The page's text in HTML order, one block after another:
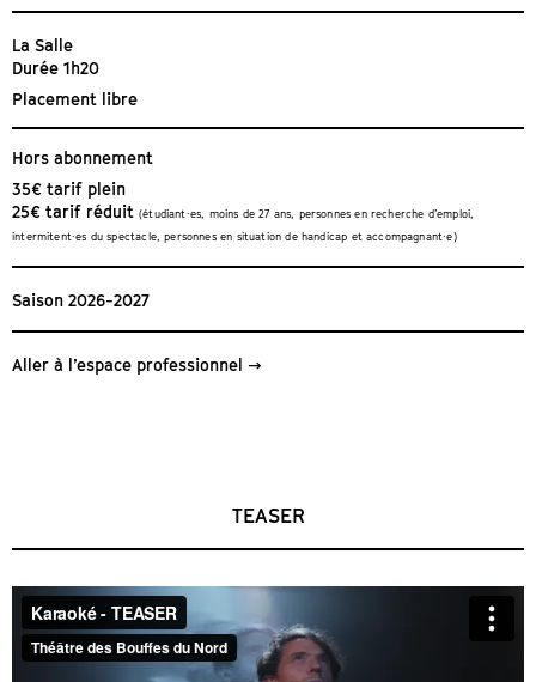
La Salle
Durée 1h20
Placement libre
Hors abonnement
35€ tarif plein
25€ tarif réduit (étudiant∙es, moins de 27 ans, personnes en recherche d’emploi,
intermitent∙es du spectacle, personnes en situation de handicap et accompagnant∙e)
Saison 2026-2027
Aller à l’espace professionnel
TEASER